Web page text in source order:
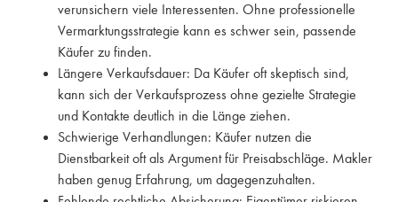
verunsichern viele Interessenten. Ohne professionelle
Vermarktungsstrategie kann es schwer sein, passende
Käufer zu finden.
Längere Verkaufsdauer: Da Käufer oft skeptisch sind,
kann sich der Verkaufsprozess ohne gezielte Strategie
und Kontakte deutlich in die Länge ziehen.
Schwierige Verhandlungen: Käufer nutzen die
Dienstbarkeit oft als Argument für Preisabschläge. Makler
haben genug Erfahrung, um dagegenzuhalten.